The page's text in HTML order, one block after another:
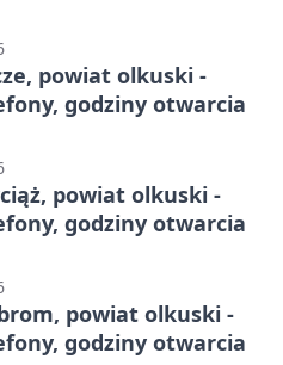
powiat olkuski -
godziny otwarcia
powiat olkuski -
godziny otwarcia
powiat olkuski -
godziny otwarcia